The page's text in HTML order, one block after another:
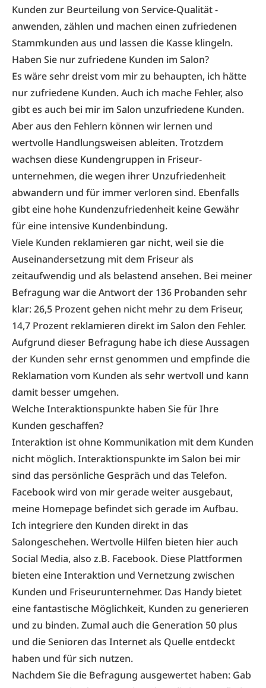
Kunden zur Beurteilung von Service-Qualität ­
anwenden, zählen und machen einen zufriedenen
Stammkunden aus und lassen die Kasse klingeln.
Haben Sie nur zufriedene Kunden im Salon?
Es wäre sehr dreist vom mir zu behaupten, ich hätte
nur zufriedene Kunden. Auch ich mache Fehler, also
gibt es auch bei mir im Salon unzufriedene Kunden.
Aber aus den Fehlern können wir lernen und
wertvolle Handlungsweisen ableiten. Trotzdem
wachsen diese Kundengruppen in Friseur­
unternehmen, die wegen ihrer Unzufriedenheit
abwandern und für immer verloren sind. Ebenfalls
gibt eine hohe Kunden­zufriedenheit keine Gewähr
für eine intensive Kundenbindung.
Viele Kunden reklamieren gar nicht, weil sie die
Auseinandersetzung mit dem Friseur als
zeitaufwendig und als belastend ansehen. Bei meiner
Befragung war die Antwort der 136 Probanden sehr
klar: 26,5 Prozent gehen nicht mehr zu dem Friseur,
14,7 Prozent reklamieren direkt im Salon den Fehler.
Aufgrund dieser Befragung habe ich diese Aussagen
der Kunden sehr ernst genommen und empfinde die
Reklamation vom Kunden als sehr wertvoll und kann
damit besser umgehen.
Welche Interaktionspunkte haben Sie für Ihre
Kunden geschaffen?
Interaktion ist ohne Kommunikation mit dem Kunden
nicht möglich. Interaktionspunkte im Salon bei mir
sind das persönliche Gespräch und das Telefon.
Facebook wird von mir gerade weiter ausgebaut,
meine Homepage befindet sich gerade im Aufbau.
Ich integriere den Kunden direkt in das
Salongeschehen. Wertvolle Hilfen bieten hier auch
Social Media, also z.B. Facebook. Diese Plattformen
bieten eine Interaktion und Vernetzung zwischen
Kunden und Friseurunternehmer. Das Handy bietet
eine fantastische Möglichkeit, Kunden zu generieren
und zu binden. Zumal auch die Generation 50 plus
und die Senioren das Internet als Quelle entdeckt
haben und für sich nutzen.
Nachdem Sie die Befragung ausgewertet haben: Gab